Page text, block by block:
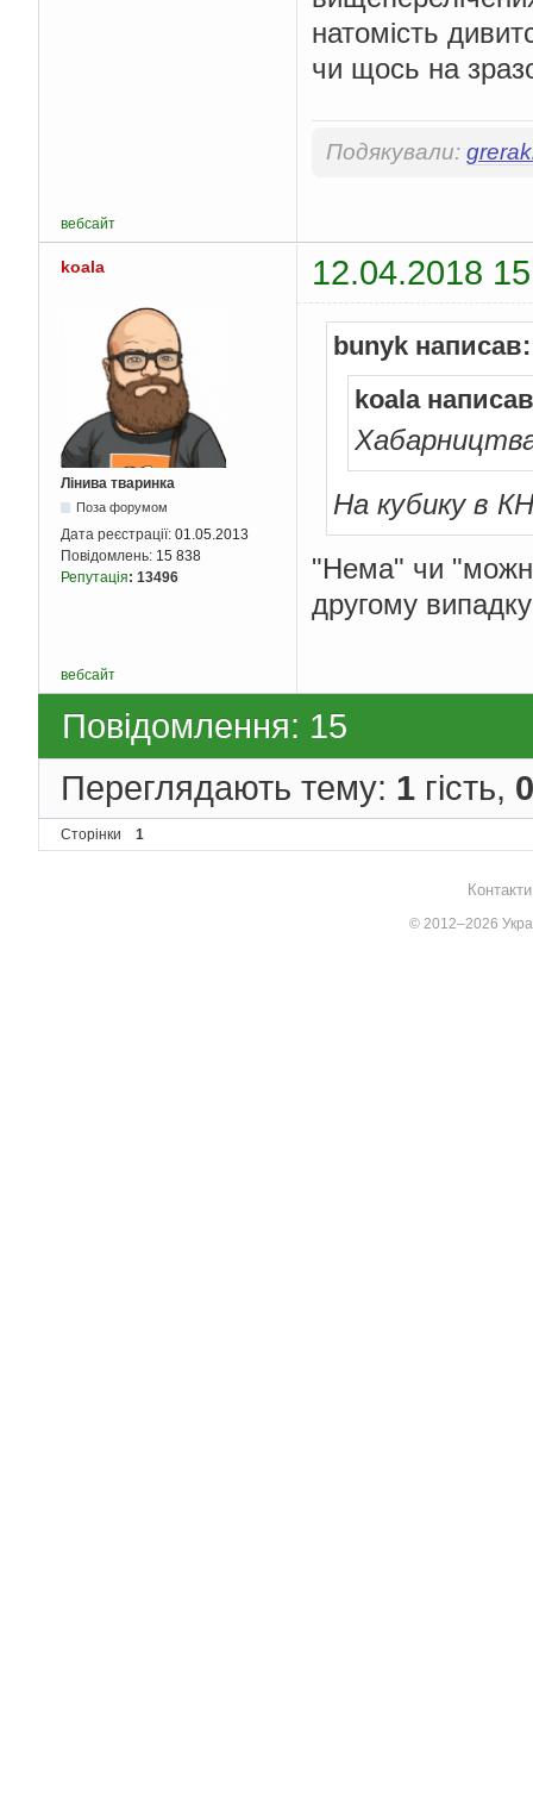
натомість
чи щось на
Подякували:
вебсайт
koala 12.04.2018
Лінива тваринка
Поза форумом
Дата реєстрації: 01.05.2013
Повідомлень: 15 838
Репутація: 13496
bunyk написав:
koala
На кубику в
"Нема" чи
другому
вебсайт
Повідомлення: 15
Переглядають тему: 1 гість, 0
Сторінки 1
© 2012–2026